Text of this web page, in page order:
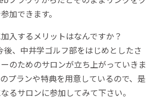
加できます。
入するメリットはなんですか？
後、中井学ゴルフ部をはじめとしたさ
のためのサロンが立ち上がっていきま
プランや特典を用意しているので、是
るサロンに参加してみて下さい。